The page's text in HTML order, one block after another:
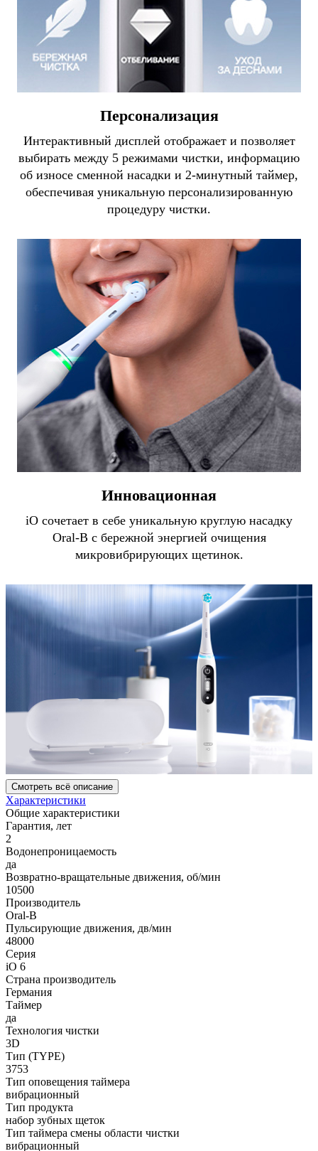
Персонализация
Интерактивный дисплей отображает и позволяет
выбирать между 5 режимами чистки, информацию
об износе сменной насадки и 2-минутный таймер,
обеспечивая уникальную персонализированную
процедуру чистки.
Инновационная
iO сочетает в себе уникальную круглую насадку
Oral-B с бережной энергией очищения
микровибрирующих щетинок.
Смотреть всё описание
Характеристики
Общие характеристики
Гарантия, лет
2
Водонепроницаемость
да
Возвратно-вращательные движения, об/мин
10500
Производитель
Oral-B
Пульсирующие движения, дв/мин
48000
Серия
iO 6
Страна производитель
Германия
Таймер
да
Технология чистки
3D
Тип (TYPE)
3753
Тип оповещения таймера
вибрационный
Тип продукта
набор зубных щеток
Тип таймера смены области чистки
вибрационный